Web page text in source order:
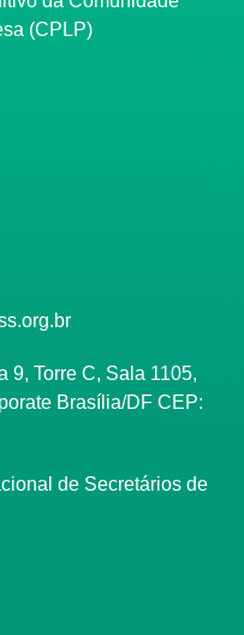
(CPLP)
9, Torre C, Sala 1105,
Brasília/DF CEP:
de Secretários de